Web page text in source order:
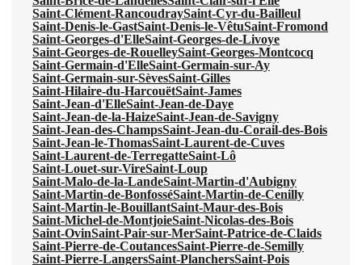
Saint-Clément-RancoudraySaint-Cyr-du-Bailleul
Saint-Denis-le-GastSaint-Denis-le-VêtuSaint-Fromond
Saint-Georges-d'ElleSaint-Georges-de-Livoye
Saint-Georges-de-RouelleySaint-Georges-Montcocq
Saint-Germain-d'ElleSaint-Germain-sur-Ay
Saint-Germain-sur-SèvesSaint-Gilles
Saint-Hilaire-du-HarcouëtSaint-James
Saint-Jean-d'ElleSaint-Jean-de-Daye
Saint-Jean-de-la-HaizeSaint-Jean-de-Savigny
Saint-Jean-des-ChampsSaint-Jean-du-Corail-des-Bois
Saint-Jean-le-ThomasSaint-Laurent-de-Cuves
Saint-Laurent-de-TerregatteSaint-Lô
Saint-Louet-sur-VireSaint-Loup
Saint-Malo-de-la-LandeSaint-Martin-d'Aubigny
Saint-Martin-de-BonfosséSaint-Martin-de-Cenilly
Saint-Martin-le-BouillantSaint-Maur-des-Bois
Saint-Michel-de-MontjoieSaint-Nicolas-des-Bois
Saint-OvinSaint-Pair-sur-MerSaint-Patrice-de-Claids
Saint-Pierre-de-CoutancesSaint-Pierre-de-Semilly
Saint-Pierre-LangersSaint-PlanchersSaint-Pois